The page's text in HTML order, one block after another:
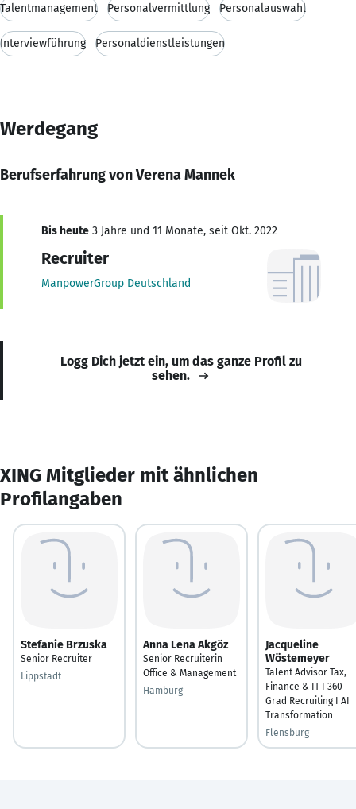
Talentmanagement Personalvermittlung Personalauswahl
Interviewführung Personaldienstleistungen
Werdegang
Berufserfahrung von Verena Mannek
Bis heute 3 Jahre und 11 Monate, seit Okt. 2022
Recruiter
ManpowerGroup Deutschland
Logg Dich jetzt ein, um das ganze Profil zu
sehen.
XING Mitglieder mit ähnlichen
Profilangaben
Stefanie Brzuska
Senior Recruiter
Lippstadt
Anna Lena Akgöz
Senior Recruiterin
Office & Management
Hamburg
Jacqueline
Wöstemeyer
Talent Advisor Tax,
Finance & IT I 360
Grad Recruiting I AI
Transformation
Flensburg